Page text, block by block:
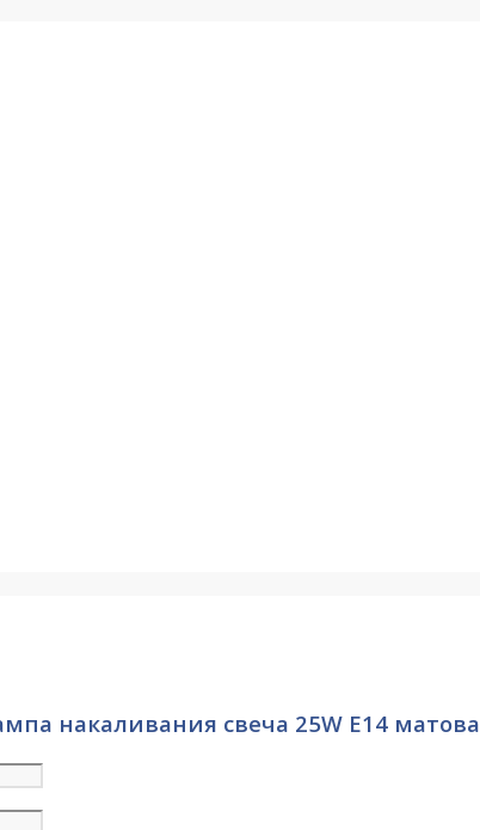
накаливания свеча 25W E14